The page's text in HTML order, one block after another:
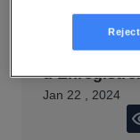
Jan 22 , 2024